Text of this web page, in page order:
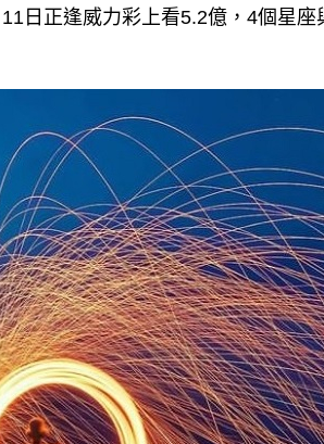
日正逢威力彩上看5.2億，4個星